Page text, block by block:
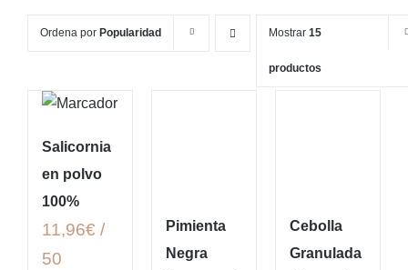
Ordena por Popularidad Mostrar 15
productos
Salicornia
en polvo
100%
11,96€ /
50
Pimienta
Negra
Cebolla
Granulada